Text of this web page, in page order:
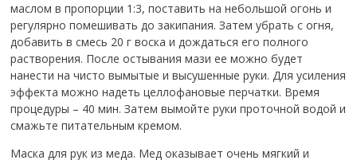
маслом в пропорции 1:3, поставить на небольшой огонь и
регулярно помешивать до закипания. Затем убрать с огня,
добавить в смесь 20 г воска и дождаться его полного
растворения. После остывания мази ее можно будет
нанести на чисто вымытые и высушенные руки. Для усиления
эффекта можно надеть целлофановые перчатки. Время
процедуры – 40 мин. Затем вымойте руки проточной водой и
смажьте питательным кремом.
Маска для рук из меда. Мед оказывает очень мягкий и